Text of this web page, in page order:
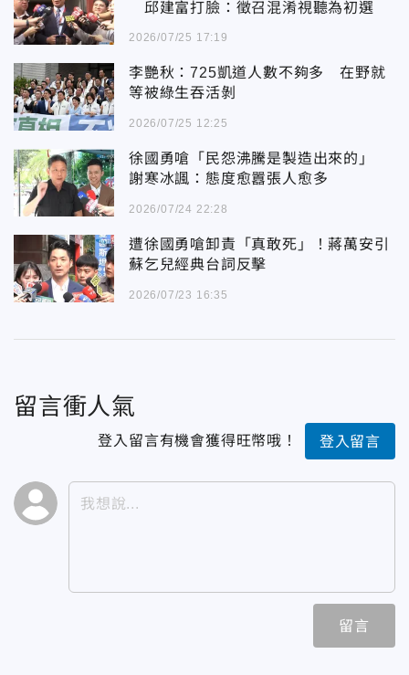
邱建富打臉：徵召混淆視聽為初選
2026/07/25 17:19
李艷秋：725凱道人數不夠多 在野就
等被綠生吞活剝
2026/07/25 12:25
徐國勇嗆「民怨沸騰是製造出來的」
謝寒冰諷：態度愈囂張人愈多
2026/07/24 22:28
遭徐國勇嗆卸責「真敢死」！蔣萬安引
蘇乞兒經典台詞反擊
2026/07/23 16:35
留言衝人氣
登入留言有機會獲得旺幣哦！ 登入留言
留言